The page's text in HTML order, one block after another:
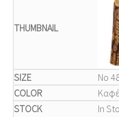
Νο
Καφέ
In